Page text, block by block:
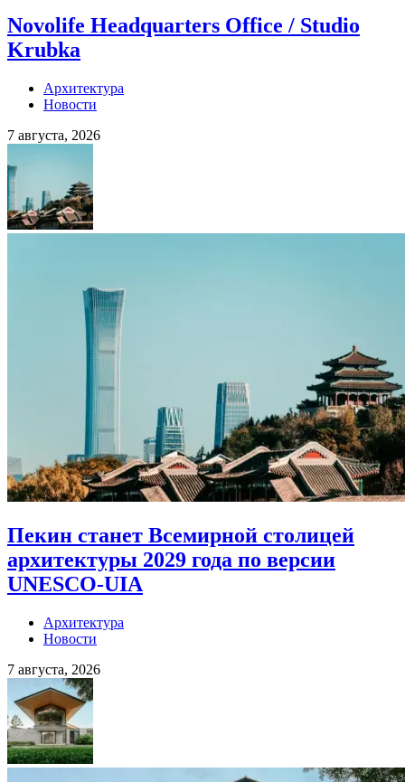
Novolife Headquarters Office / Studio
Krubka
Архитектура
Новости
7 августа, 2026
Пекин станет Всемирной столицей
архитектуры 2029 года по версии
UNESCO-UIA
Архитектура
Новости
7 августа, 2026